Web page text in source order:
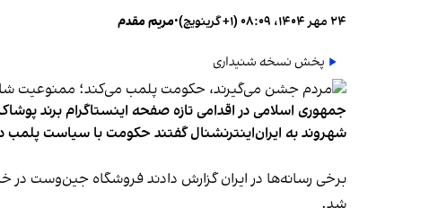
۲۴ مهر ۱۴۰۴، ۰۸:۰۹ (‎+۱ گرینویچ) •مریم مقدم
پخش نسخه شنیداری
جمهوری اسلامی در اقدامی تازه صفحه اینستاگرام برند
شهروند به ایران‌اینترنشنال گفتند حکومت با سیاست پلمب
شد.